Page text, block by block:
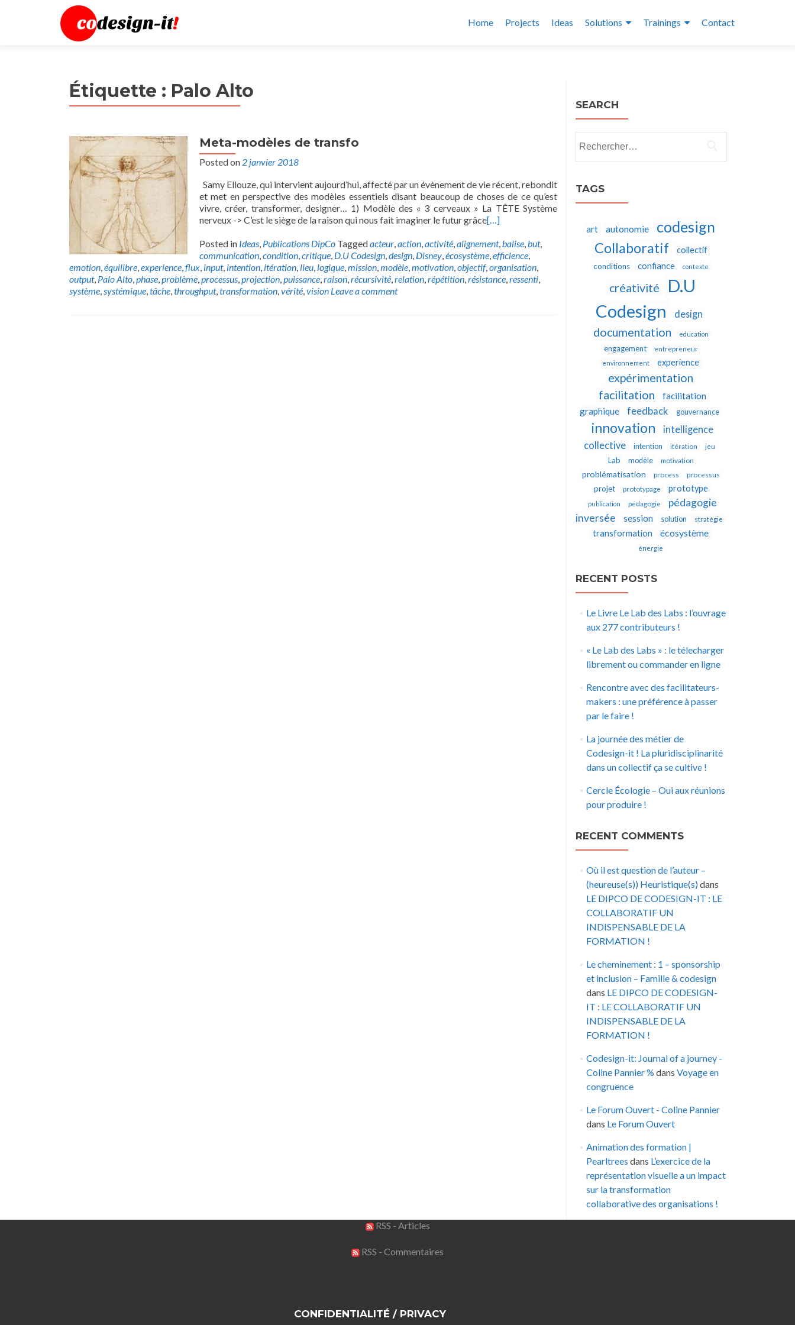
Home Projects Ideas Solutions Trainings Contact
Étiquette : Palo Alto
Meta-modèles de transfo
Posted on 2 janvier 2018
Samy Ellouze, qui intervient aujourd’hui, affecté par un évènement de vie récent, rebondit
et met en perspective des modèles essentiels disant beaucoup de choses de ce qu’est
vivre, créer, transformer, designer… 1) Modèle des « 3 cerveaux » La TÊTE Système
nerveux -> C’est le siège de la raison qui nous fait imaginer le futur grâce[…]
Posted in Ideas, Publications DipCo Taggedacteur,action,activité,alignement,balise,but,
communication,condition,critique, D.U Codesign,design, Disney,écosystème,efficience,
emotion,équilibre,experience,flux, input, intention, itération, lieu, logique,mission,modèle,motivation,objectif,organisation,
output, Palo Alto,phase,problème,processus,projection,puissance,raison,récursivité,relation,répétition,résistance,ressenti,
système,systémique,tâche,throughput,transformation,vérité,vision Leave a comment
SEARCH
TAGS
art autonomie codesign
Collaboratif collectif
conditions confiance contexte
créativité
D.U
Codesign
design
documentation education
engagement
entrepreneur
environnement
experience
expérimentation
facilitation
facilitation
graphique
feedback gouvernance
innovation
intelligence
collective
intention itération jeu
Lab modèle motivation
problématisation process processus
projet prototypage prototype
publication pédagogie
pédagogie
inversée
session solution stratégie
transformation écosystème
énergie
RECENT POSTS
Le Livre Le Lab des Labs : l’ouvrage
aux 277 contributeurs !
« Le Lab des Labs » : le télecharger
librement ou commander en ligne
Rencontre avec des facilitateurs-
makers : une préférence à passer
par le faire !
La journée des métier de
Codesign-it ! La pluridisciplinarité
dans un collectif ça se cultive !
Cercle Écologie – Oui aux réunions
pour produire !
RECENT COMMENTS
Où il est question de l’auteur –
(heureuse(s)) Heuristique(s)dans
LE DIPCO DE CODESIGN-IT : LE
COLLABORATIF UN
INDISPENSABLE DE LA
FORMATION !
Le cheminement : 1 – sponsorship
et inclusion – Famille & codesign
dans LE DIPCO DE CODESIGN-
IT : LE COLLABORATIF UN
INDISPENSABLE DE LA
FORMATION !
Codesign-it: Journal of a journey -
Coline Pannier % dans Voyage en
congruence
Le Forum Ouvert - Coline Pannier
dans Le Forum Ouvert
Animation des formation |
Pearltrees dans L’exercice de la
représentation visuelle a un impact
sur la transformation
collaborative des organisations !
RSS - Articles
RSS - Commentaires
CONFIDENTIALITÉ / PRIVACY